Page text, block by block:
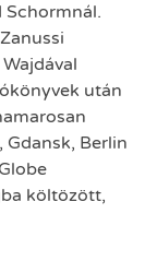
Schormnál.
után
Berlin
költözött,